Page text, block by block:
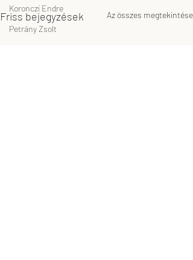
Koronczi Endre
Petrány Zsolt
Friss bejegyzések Az összes megtekintése